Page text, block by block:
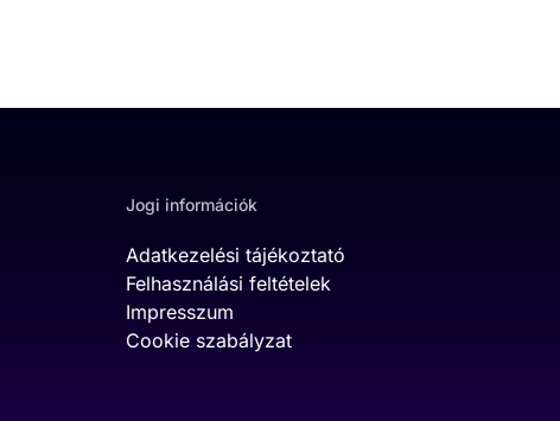
Jogi információk
Adatkezelési tájékoztató
Felhasználási feltételek
Impresszum
Cookie szabályzat